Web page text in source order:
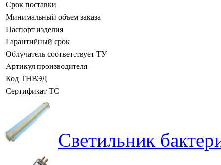
Срок поставки
Минимальный объем заказа
Паспорт изделия
Гарантийный срок
Облучатель соответствует ТУ
Артикул производителя
Код ТНВЭД
Сертификат ТС
Светильник